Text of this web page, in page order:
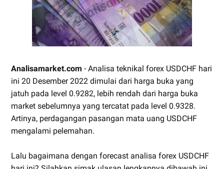
Analisamarket.com - Analisa teknikal forex USDCHF hari
ini 20 Desember 2022 dimulai dari harga buka yang
jatuh pada level 0.9282, lebih rendah dari harga buka
market sebelumnya yang tercatat pada level 0.9328.
Artinya, perdagangan pasangan mata uang USDCHF
mengalami pelemahan.
Lalu bagaimana dengan forecast analisa forex USDCHF